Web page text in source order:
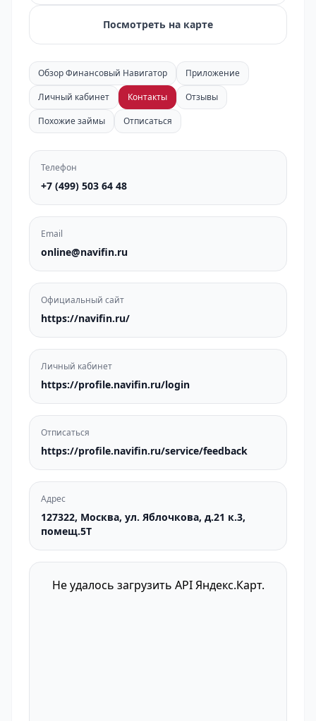
Посмотреть на карте
Обзор Финансовый Навигатор
Приложение
Личный кабинет
Контакты
Отзывы
Похожие займы
Отписаться
Телефон
+7 (499) 503 64 48
Email
online@navifin.ru
Официальный сайт
https://navifin.ru/
Личный кабинет
https://profile.navifin.ru/login
Отписаться
https://profile.navifin.ru/service/feedback
Адрес
127322, Москва, ул. Яблочкова, д.21 к.3,
помещ.5Т
Не удалось загрузить API Яндекс.Карт.